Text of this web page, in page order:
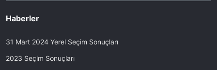
Haberler
31 Mart 2024 Yerel Seçim Sonuçları
2023 Seçim Sonuçları